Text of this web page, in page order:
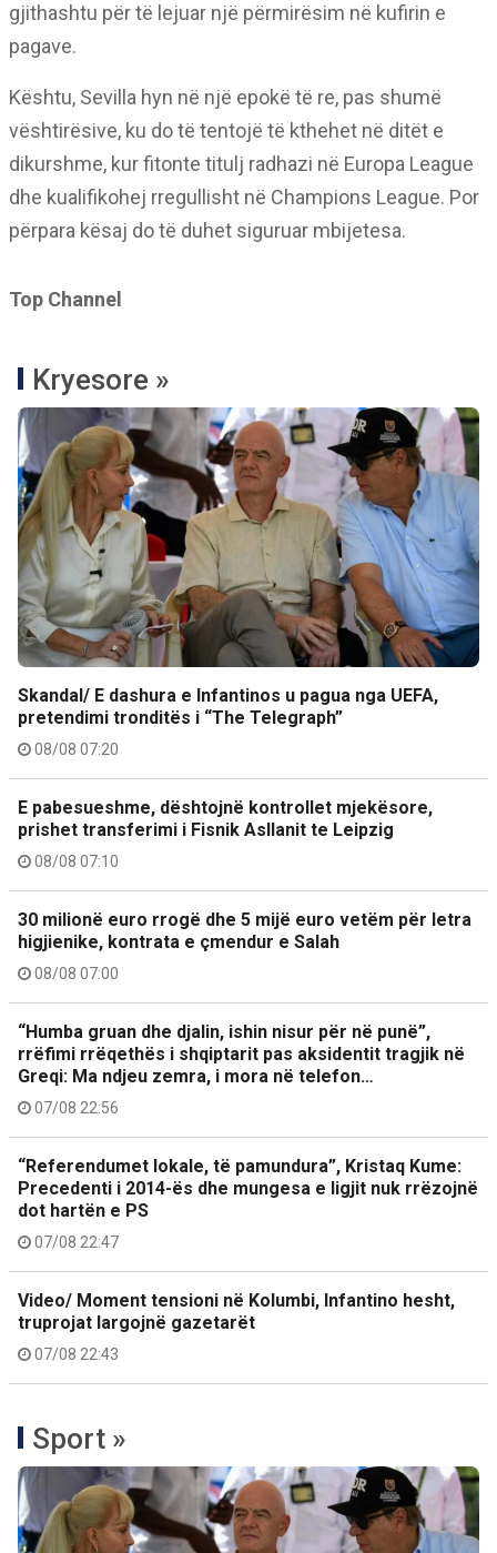
gjithashtu për të lejuar një përmirësim në kufirin e
pagave.
Kështu, Sevilla hyn në një epokë të re, pas shumë
vështirësive, ku do të tentojë të kthehet në ditët e
dikurshme, kur fitonte titulj radhazi në Europa League
dhe kualifikohej rregullisht në Champions League. Por
përpara kësaj do të duhet siguruar mbijetesa.
Top Channel
Kryesore »
Skandal/ E dashura e Infantinos u pagua nga UEFA,
pretendimi tronditës i “The Telegraph”
08/08 07:20
E pabesueshme, dështojnë kontrollet mjekësore,
prishet transferimi i Fisnik Asllanit te Leipzig
08/08 07:10
30 milionë euro rrogë dhe 5 mijë euro vetëm për letra
higjienike, kontrata e çmendur e Salah
08/08 07:00
“Humba gruan dhe djalin, ishin nisur për në punë”,
rrëfimi rrëqethës i shqiptarit pas aksidentit tragjik në
Greqi: Ma ndjeu zemra, i mora në telefon…
07/08 22:56
“Referendumet lokale, të pamundura”, Kristaq Kume:
Precedenti i 2014-ës dhe mungesa e ligjit nuk rrëzojnë
dot hartën e PS
07/08 22:47
Video/ Moment tensioni në Kolumbi, Infantino hesht,
truprojat largojnë gazetarët
07/08 22:43
Sport »